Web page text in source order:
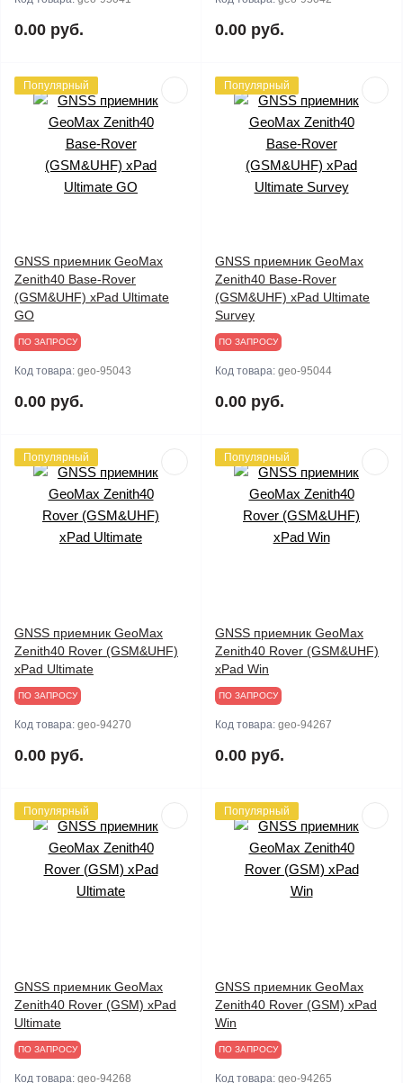
0.00 руб. 0.00 руб.
Популярный
GNSS приемник GeoMax
Zenith40 Base-Rover
(GSM&UHF) xPad Ultimate
GO
ПО ЗАПРОСУ
Код товара: geo-95043
0.00 руб.
Популярный
GNSS приемник GeoMax
Zenith40 Base-Rover
(GSM&UHF) xPad Ultimate
Survey
ПО ЗАПРОСУ
Код товара: geo-95044
0.00 руб.
Популярный
GNSS приемник GeoMax
Zenith40 Rover (GSM&UHF)
xPad Ultimate
ПО ЗАПРОСУ
Код товара: geo-94270
0.00 руб.
Популярный
GNSS приемник GeoMax
Zenith40 Rover (GSM&UHF)
xPad Win
ПО ЗАПРОСУ
Код товара: geo-94267
0.00 руб.
Популярный
GNSS приемник GeoMax
Zenith40 Rover (GSM) xPad
Ultimate
ПО ЗАПРОСУ
Код товара: geo-94268
Популярный
GNSS приемник GeoMax
Zenith40 Rover (GSM) xPad
Win
ПО ЗАПРОСУ
Код товара: geo-94265